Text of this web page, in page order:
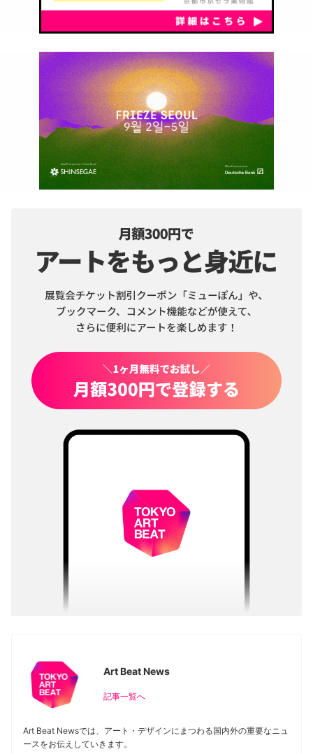
Art Beat News
記事一覧へ
Art Beat Newsでは、アート・デザインにまつわる国内外の重要なニュ
ースをお伝えしていきます。